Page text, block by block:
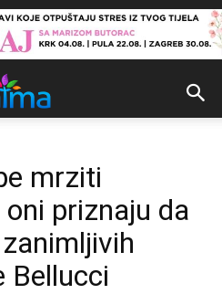
mrziti
priznaju da
Bellucci